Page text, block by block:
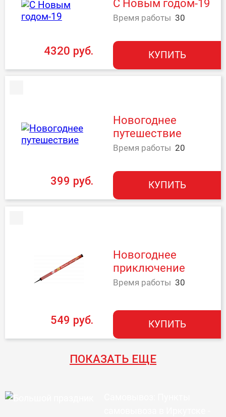
С Новым годом-19
Время работы 30
4320 руб. КУПИТЬ
Новогоднее
путешествие
Время работы 20
399 руб. КУПИТЬ
Новогоднее
приключение
Время работы 30
549 руб. КУПИТЬ
ПОКАЗАТЬ ЕЩЕ